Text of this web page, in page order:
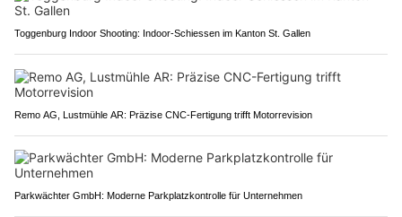
Toggenburg Indoor Shooting: Indoor-Schiessen im Kanton St. Gallen
Remo AG, Lustmühle AR: Präzise CNC-Fertigung trifft Motorrevision
Parkwächter GmbH: Moderne Parkplatzkontrolle für Unternehmen